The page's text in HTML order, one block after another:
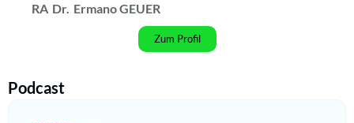
RA Dr. Ermano GEUER
Zum Profil
Podcast